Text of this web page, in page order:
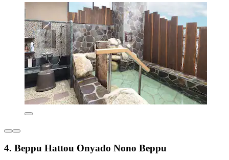
4. Beppu Hattou Onyado Nono Beppu